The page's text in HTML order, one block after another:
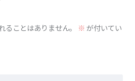
ることはありません。 ※が付いてい